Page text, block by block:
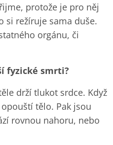
protože je pro něj
si režíruje sama duše.
orgánu, či
fyzické smrti?
drží tlukot srdce. Když
tělo. Pak jsou
rovnou nahoru, nebo